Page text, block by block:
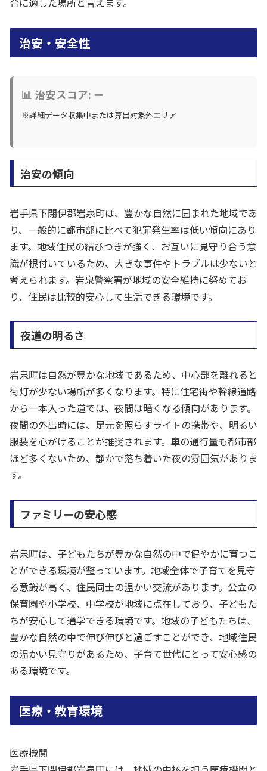
治安・安全性
📊 治安スコア: ー
※詳細データ収集中または算出対象外エリア
治安の傾向
岩手県下閉伊郡岩泉町は、豊かな自然に囲まれた地域であ
り、一般的に都市部に比べて犯罪発生率は低い傾向にあり
ます。地域住民の結びつきが強く、お互いに見守り合う意
識が根付いているため、大きな事件やトラブルは少ないと
考えられます。岩泉警察署が地域の安全維持に努めてお
り、住民は比較的安心して生活できる環境です。
夜道の明るさ
岩泉町は自然が豊かな地域であるため、中心部を離れると
街灯が少ない場所が多くなります。特に住宅街や幹線道路
から一本入った道では、夜間は暗くなる傾向があります。
夜間の外出時には、足元を照らすライトの携帯や、明るい
服装を心がけることが推奨されます。車の通行量も都市部
ほど多くないため、静かで落ち着いた夜の雰囲気がありま
す。
ファミリーの安心感
岩泉町は、子どもたちが豊かな自然の中で健やかに育つこ
とができる環境が整っています。地域全体で子育てを見守
る意識が高く、住民同士の温かい交流があります。公立の
保育園や小学校、中学校が地域に点在しており、子どもた
ちが安心して通学できる環境です。地域の子どもたちは、
豊かな自然の中で伸び伸びと過ごすことができ、地域住民
の温かい見守りがあるため、子育て世代にとって安心感の
ある環境です。
医療・教育環境
医療機関